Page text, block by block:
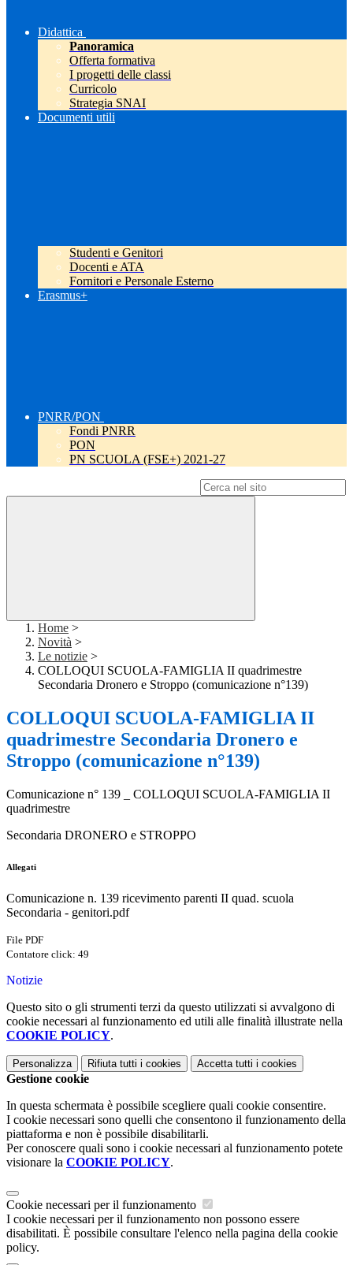
Didattica
Panoramica
Offerta formativa
I progetti delle classi
Curricolo
Strategia SNAI
Documenti utili
Studenti e Genitori
Docenti e ATA
Fornitori e Personale Esterno
Erasmus+
PNRR/PON
Fondi PNRR
PON
PN SCUOLA (FSE+) 2021-27
Home >
Novità >
Le notizie >
COLLOQUI SCUOLA-FAMIGLIA II quadrimestre
Secondaria Dronero e Stroppo (comunicazione n°139)
COLLOQUI SCUOLA-FAMIGLIA II
quadrimestre Secondaria Dronero e
Stroppo (comunicazione n°139)
Comunicazione n° 139 _ COLLOQUI SCUOLA-FAMIGLIA II
quadrimestre
Secondaria DRONERO e STROPPO
Allegati
Comunicazione n. 139 ricevimento parenti II quad. scuola
Secondaria - genitori.pdf
File PDF
Contatore click: 49
Notizie
Questo sito o gli strumenti terzi da questo utilizzati si avvalgono di
cookie necessari al funzionamento ed utili alle finalità illustrate nella
COOKIE POLICY.
Personalizza Rifiuta tutti i cookies Accetta tutti i cookies
Gestione cookie
In questa schermata è possibile scegliere quali cookie consentire.
I cookie necessari sono quelli che consentono il funzionamento della
piattaforma e non è possibile disabilitarli.
Per conoscere quali sono i cookie necessari al funzionamento potete
visionare la COOKIE POLICY.
Cookie necessari per il funzionamento
I cookie necessari per il funzionamento non possono essere
disabilitati. È possibile consultare l'elenco nella pagina della cookie
policy.